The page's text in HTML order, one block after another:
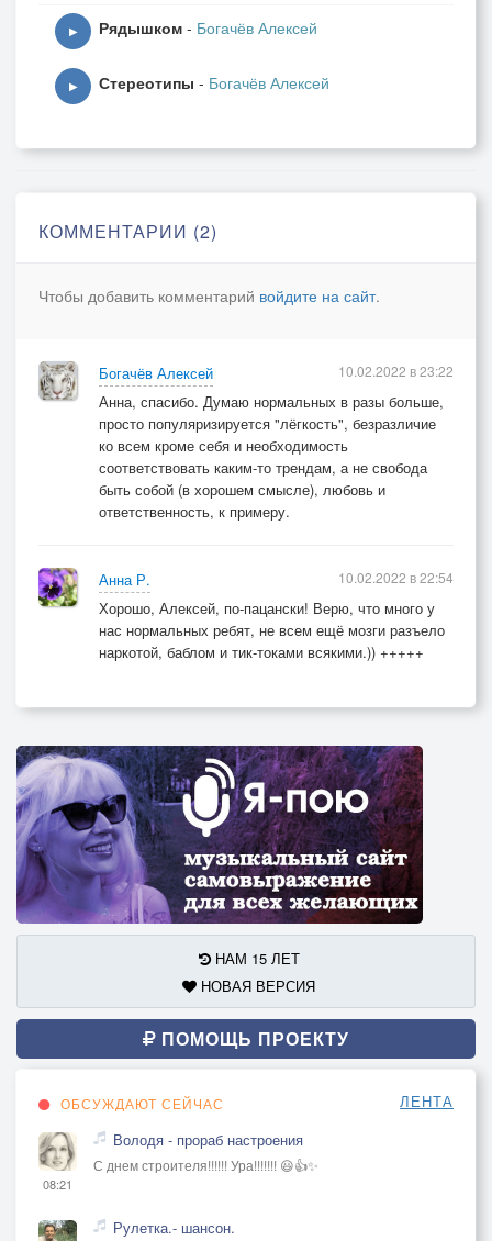
▶ Рядышком - Богачёв Алексей
▶ Стереотипы - Богачёв Алексей
КОММЕНТАРИИ (2)
Чтобы добавить комментарий войдите на сайт.
Богачёв Алексей
Анна, спасибо. Думаю нормальных в разы больше,
просто популяризируется "лёгкость", безразличие
ко всем кроме себя и необходимость
соответствовать каким-то трендам, а не свобода
быть собой (в хорошем смысле), любовь и
ответственность, к примеру.
10.02.2022 в 23:22
Анна Р.
Хорошо, Алексей, по-пацански! Верю, что много у
нас нормальных ребят, не всем ещё мозги разъело
наркотой, баблом и тик-токами всякими.)) +++++
10.02.2022 в 22:54
НАМ 15 ЛЕТ
НОВАЯ ВЕРСИЯ
ПОМОЩЬ ПРОЕКТУ
ОБСУЖДАЮТ СЕЙЧАС ЛЕНТА
08:21
Володя - прораб настроения
С днем строителя!!!!!! Ура!!!!!!! 😃👍✨
Рулетка.- шансон.